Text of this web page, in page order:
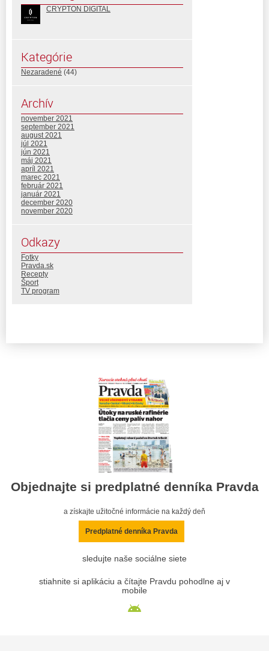
CRYPTON DIGITAL
Kategórie
Nezaradené (44)
Archív
november 2021
september 2021
august 2021
júl 2021
jún 2021
máj 2021
apríl 2021
marec 2021
február 2021
január 2021
december 2020
november 2020
Odkazy
Fotky
Pravda.sk
Recepty
Šport
TV program
Objednajte si predplatné denníka Pravda
a získajte užitočné informácie na každý deň
Predplatné denníka Pravda
sledujte naše sociálne siete
stiahnite si aplikáciu a čítajte Pravdu pohodlne aj v
mobile